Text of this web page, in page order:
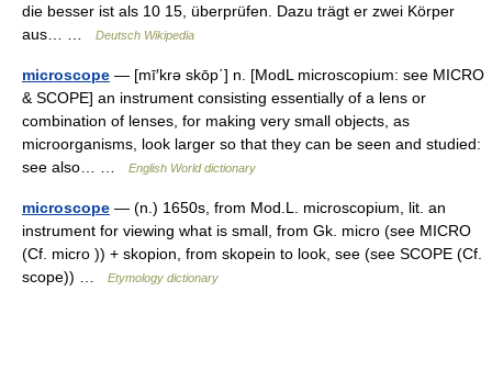
die besser ist als 10 15, überprüfen. Dazu trägt er zwei Körper
aus… …
Deutsch Wikipedia
microscope — [mī′krə skōp΄] n. [ModL microscopium: see MICRO
& SCOPE] an instrument consisting essentially of a lens or
combination of lenses, for making very small objects, as
microorganisms, look larger so that they can be seen and studied:
see also… …
English World dictionary
microscope — (n.) 1650s, from Mod.L. microscopium, lit. an
instrument for viewing what is small, from Gk. micro (see MICRO
(Cf. micro )) + skopion, from skopein to look, see (see SCOPE (Cf.
scope)) …
Etymology dictionary